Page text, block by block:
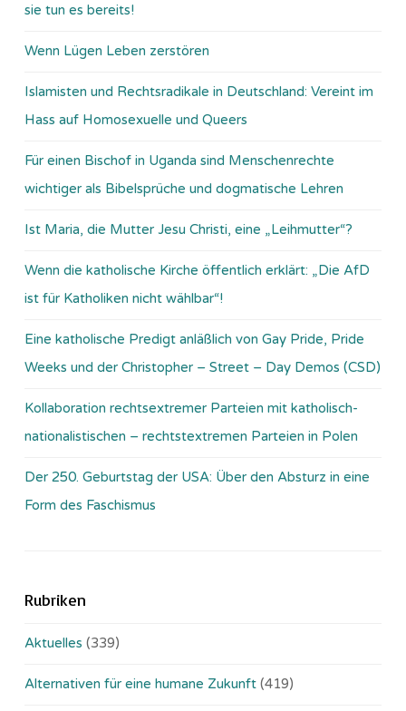
sie tun es bereits!
Wenn Lügen Leben zerstören
Islamisten und Rechtsradikale in Deutschland: Vereint im
Hass auf Homosexuelle und Queers
Für einen Bischof in Uganda sind Menschenrechte
wichtiger als Bibelsprüche und dogmatische Lehren
Ist Maria, die Mutter Jesu Christi, eine „Leihmutter“?
Wenn die katholische Kirche öffentlich erklärt: „Die AfD
ist für Katholiken nicht wählbar“!
Eine katholische Predigt anläßlich von Gay Pride, Pride
Weeks und der Christopher – Street – Day Demos (CSD)
Kollaboration rechtsextremer Parteien mit katholisch-
nationalistischen – rechtstextremen Parteien in Polen
Der 250. Geburtstag der USA: Über den Absturz in eine
Form des Faschismus
Rubriken
Aktuelles (339)
Alternativen für eine humane Zukunft (419)